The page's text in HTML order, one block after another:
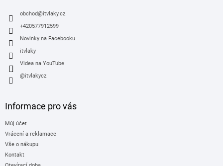
obchod@itvlaky.cz
+420577912599
Novinky na Facebooku
itvlaky
Videa na YouTube
@itvlakycz
Informace pro vás
Můj účet
Vrácení a reklamace
Vše o nákupu
Kontakt